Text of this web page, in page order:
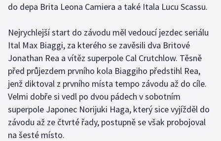
Lezení
Lyže a snowboard
Moderní pětiboj
Motorsport
Olympijské hry
Parasport
do depa Brita Leona Camiera a také Itala Lucu Scassu.
Nejrychlejší start do závodu měl vedoucí jezdec seriálu
Ital Max Biaggi, za kterého se zavěsili dva Britové
Jonathan Rea a vítěz superpole Cal Crutchlow. Těsně
před průjezdem prvního kola Biaggiho předstihl Rea,
jenž diktoval z prvního místa tempo závodu až do cíle.
Velmi dobře si vedl po dvou pádech v sobotním
superpole Japonec Norijuki Haga, který sice vyjížděl do
závodu až ze čtvrté řady, postupně se však probojoval
na šesté místo.